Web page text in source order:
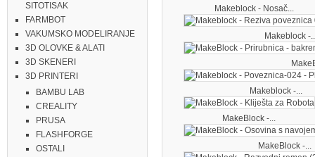
SITOTISAK
FARMBOT
VAKUMSKO MODELIRANJE
3D OLOVKE & ALATI
3D SKENERI
3D PRINTERI
BAMBU LAB
CREALITY
PRUSA
FLASHFORGE
OSTALI
Makeblock - Nosač...
Makeblock -
Makeblock -...
MakeBlock -...
MakeBlock -...